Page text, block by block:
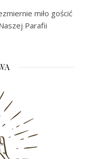
miło gościć
Parafii